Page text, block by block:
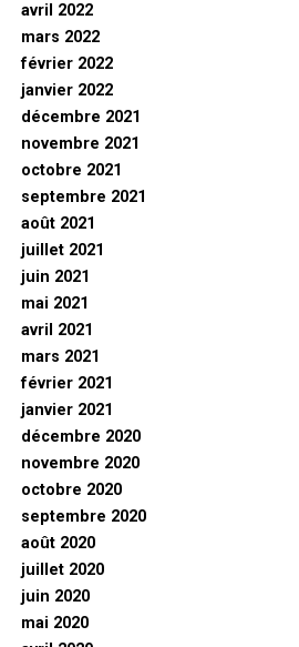
avril 2022
mars 2022
février 2022
janvier 2022
décembre 2021
novembre 2021
octobre 2021
septembre 2021
août 2021
juillet 2021
juin 2021
mai 2021
avril 2021
mars 2021
février 2021
janvier 2021
décembre 2020
novembre 2020
octobre 2020
septembre 2020
août 2020
juillet 2020
juin 2020
mai 2020